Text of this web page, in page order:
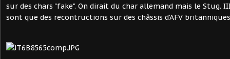
sur des chars "fake". On dirait du char allemand mais le Stug.
sont que des recontructions sur des châssis d'AFV